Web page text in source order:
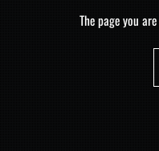
The page you